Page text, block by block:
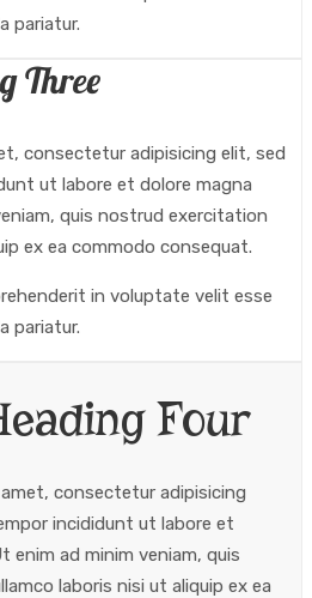
pariatur.
Three
consectetur adipisicing elit, sed
ut labore et dolore magna
quis nostrud exercitation
ex ea commodo consequat.
in voluptate velit esse
pariatur.
Four
consectetur adipisicing
incididunt ut labore et
enim ad minim veniam, quis
laboris nisi ut aliquip ex ea